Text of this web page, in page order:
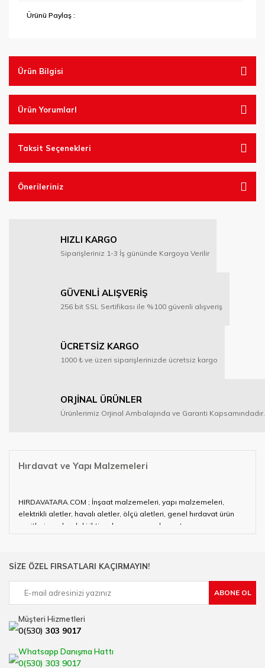
Ürünü Paylaş :
Ürün Bilgisi
Ürün YorumlarI
Taksit Seçenekleri
Önerileriniz
HIZLI KARGO
Siparişleriniz 1-3 İş gününde Kargoya Verilir
GÜVENLİ ALIŞVERİŞ
256 bit SSL Sertifikası ile %100 güvenli alışveriş
ÜCRETSİZ KARGO
1000 ₺ ve üzeri siparişlerinizde ücretsiz kargo
ORJİNAL ÜRÜNLER
Ürünlerimiz Orjinal Ambalajında ve Garanti Kapsamındadır.
Hırdavat ve Yapı Malzemeleri
HIRDAVATARA.COM ; İnşaat malzemeleri, yapı malzemeleri,
elektrikli aletler, havalı aletler, ölçü aletleri, genel hırdavat ürün
çeşitleri ve alandaki ihtiyaçlarınızın neredeyse tamamını
çalışan HIRDAVATARA.COM geniş ürün yelpazesi ile siz değerli
Ülkemizde özellikle gelişen sanayi, inşaat ve fabrikalaşma
çözümü üreten bir çok firmadan biri olan HIRDAVATARA.COM
sektörde artan rekabet doğrultusunda en uygun ve hızlı temin
Ürün çeşitliliğimizden bazıları ; Bi-metal panç, pense, matkap
SİZE ÖZEL FIRSATLARI KAÇIRMAYIN!
ABONE OL
Müşteri Hizmetleri
0(530) 303 9017
Whatsapp Danışma Hattı
0(530) 303 9017